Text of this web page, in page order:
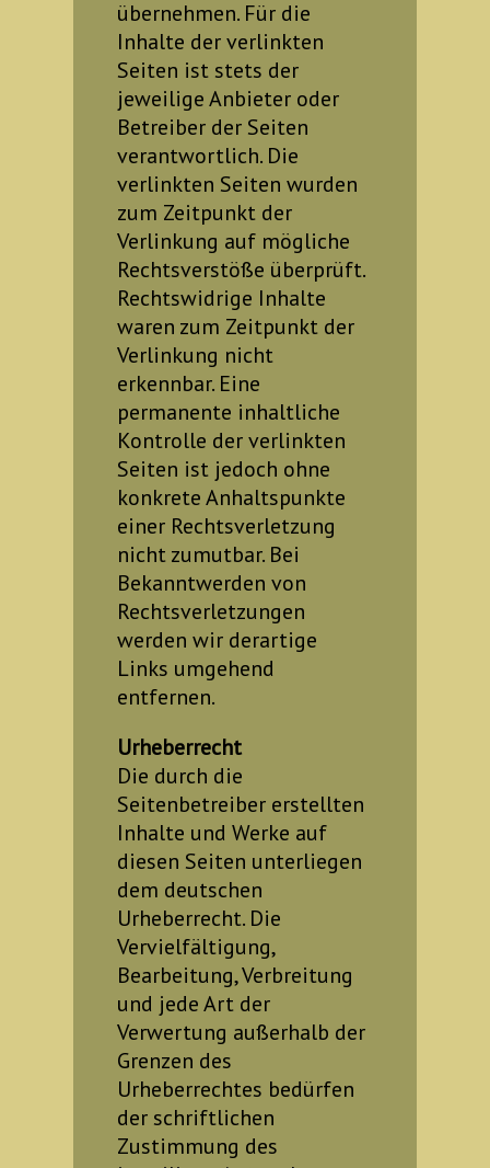
übernehmen. Für die
Inhalte der verlinkten
Seiten ist stets der
jeweilige Anbieter oder
Betreiber der Seiten
verantwortlich. Die
verlinkten Seiten wurden
zum Zeitpunkt der
Verlinkung auf mögliche
Rechtsverstöße überprüft.
Rechtswidrige Inhalte
waren zum Zeitpunkt der
Verlinkung nicht
erkennbar. Eine
permanente inhaltliche
Kontrolle der verlinkten
Seiten ist jedoch ohne
konkrete Anhaltspunkte
einer Rechtsverletzung
nicht zumutbar. Bei
Bekanntwerden von
Rechtsverletzungen
werden wir derartige
Links umgehend
entfernen.
Urheberrecht
Die durch die
Seitenbetreiber erstellten
Inhalte und Werke auf
diesen Seiten unterliegen
dem deutschen
Urheberrecht. Die
Vervielfältigung,
Bearbeitung, Verbreitung
und jede Art der
Verwertung außerhalb der
Grenzen des
Urheberrechtes bedürfen
der schriftlichen
Zustimmung des